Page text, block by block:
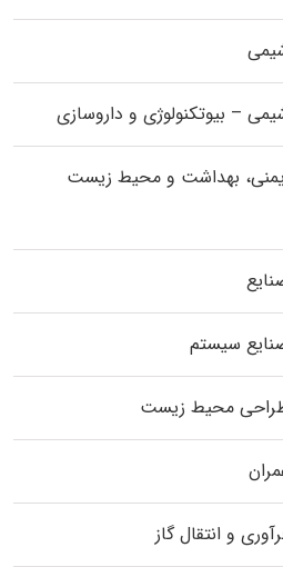
– بیوتکنولوژی و داروسازی
بهداشت و محیط زیست
سیستم
محیط زیست
و انتقال گاز